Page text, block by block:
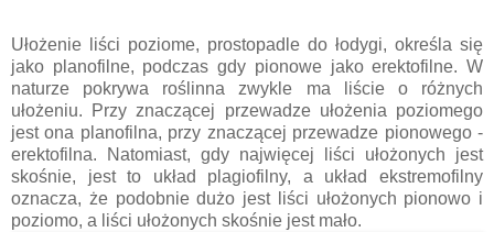
Ułożenie liści poziome, prostopadle do łodygi, określa się
jako planofilne, podczas gdy pionowe jako erektofilne. W
naturze pokrywa roślinna zwykle ma liście o różnych
ułożeniu. Przy znaczącej przewadze ułożenia poziomego
jest ona planofilna, przy znaczącej przewadze pionowego -
erektofilna. Natomiast, gdy najwięcej liści ułożonych jest
skośnie, jest to układ plagiofilny, a układ ekstremofilny
oznacza, że podobnie dużo jest liści ułożonych pionowo i
poziomo, a liści ułożonych skośnie jest mało.